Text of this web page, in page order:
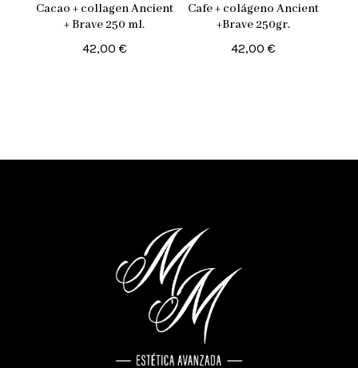
Cacao + collagen Ancient
+ Brave 250 ml.
42,00 €
Cafe + colágeno Ancient
+Brave 250gr.
42,00€